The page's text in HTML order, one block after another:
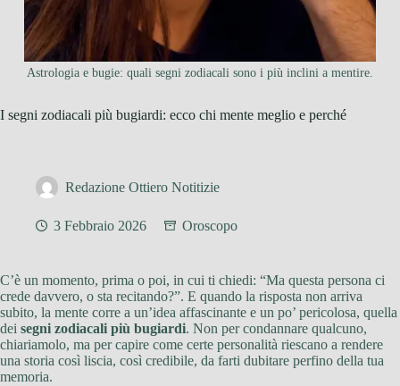
Astrologia e bugie: quali segni zodiacali sono i più inclini a mentire.
I segni zodiacali più bugiardi: ecco chi mente meglio e perché
Redazione Ottiero Notitizie
3 Febbraio 2026 Oroscopo
C’è un momento, prima o poi, in cui ti chiedi: “Ma questa persona ci
crede davvero, o sta recitando?”. E quando la risposta non arriva
subito, la mente corre a un’idea affascinante e un po’ pericolosa, quella
dei segni zodiacali più bugiardi. Non per condannare qualcuno,
chiariamolo, ma per capire come certe personalità riescano a rendere
una storia così liscia, così credibile, da farti dubitare perfino della tua
memoria.